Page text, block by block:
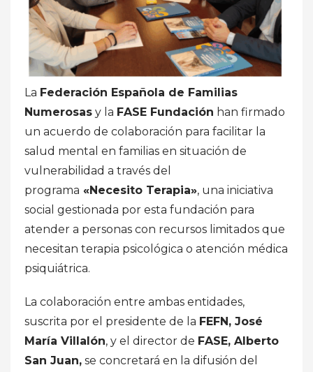
La Federación Española de Familias
Numerosas y la FASE Fundación han firmado
un acuerdo de colaboración para facilitar la
salud mental en familias en situación de
vulnerabilidad a través del
programa «Necesito Terapia», una iniciativa
social gestionada por esta fundación para
atender a personas con recursos limitados que
necesitan terapia psicológica o atención médica
psiquiátrica.
La colaboración entre ambas entidades,
suscrita por el presidente de la FEFN, José
María Villalón, y el director de FASE, Alberto
San Juan, se concretará en la difusión del